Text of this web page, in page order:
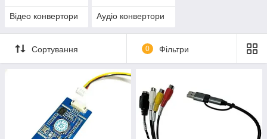
Відео конвертори Аудіо конвертори
Сортування 0 Фільтри